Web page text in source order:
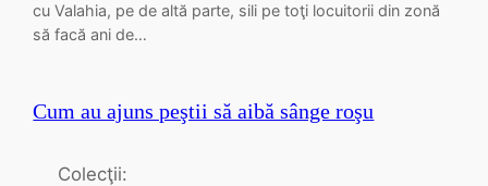
cu Valahia, pe de altă parte, sili pe toţi locuitorii din zonă
să facă ani de…
Cum au ajuns peştii să aibă sânge roşu
Colecţii: